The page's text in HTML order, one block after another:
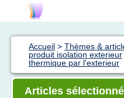
Accueil > Thèmes &
produit isolation exterieur
thermique par l'exterieur
Articles